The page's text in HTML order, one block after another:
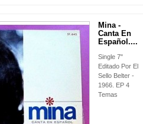
Mina -
Canta En
Español....
Single 7"
Editado Por El
Sello Belter -
1966. EP 4
Temas